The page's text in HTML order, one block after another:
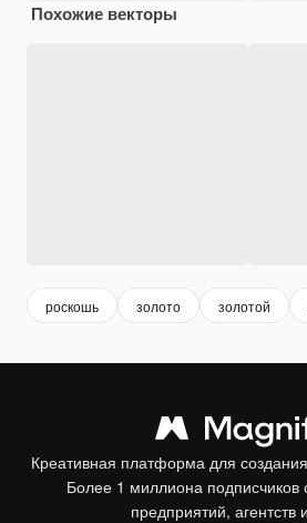
Похожие векторы
роскошь золото золотой
Креативная платформа для
Более 1 миллиона подписчиков
предприятий, агентств